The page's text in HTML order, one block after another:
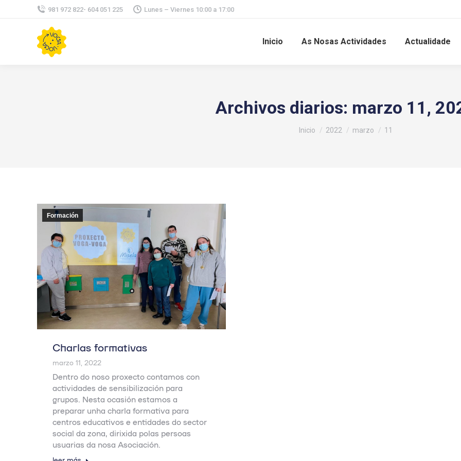
981 972 822- 604 051 225 Lunes – Viernes 10:00 a 17:00
Inicio As Nosas Actividades Actualidade
Archivos diarios: marzo 11,
Estás aquí:
Inicio 2022 marzo 11
Formación
Charlas formativas
marzo 11, 2022
Dentro do noso proxecto contamos con
actividades de sensibilización para
grupos. Nesta ocasión estamos a
preparar unha charla formativa para
centros educativos e entidades do sector
social da zona, dirixida polas persoas
usuarias da nosa Asociación.